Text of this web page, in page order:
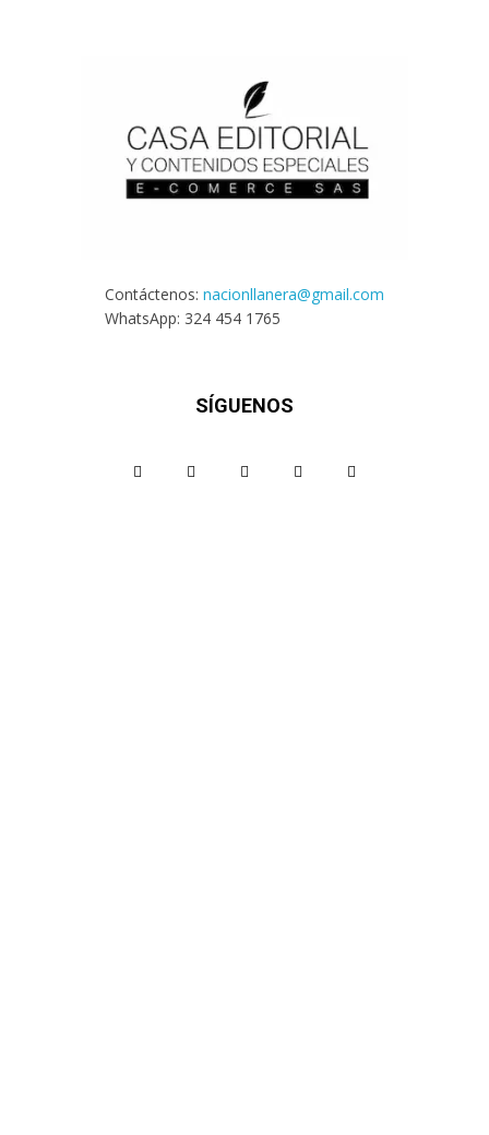
Contáctenos: nacionllanera@gmail.com
WhatsApp: 324 454 1765
SÍGUENOS